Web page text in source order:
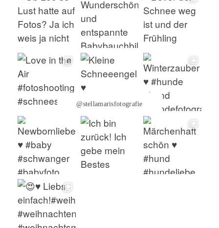
@stellamarisfotografie